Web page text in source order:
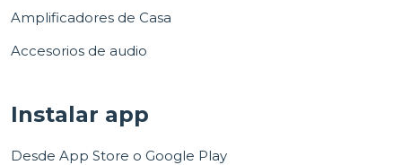
Amplificadores de Casa
Accesorios de audio
Instalar app
Desde App Store o Google Play